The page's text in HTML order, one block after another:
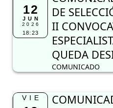
VIE
12
JUN
2026
COMUNICADO N°